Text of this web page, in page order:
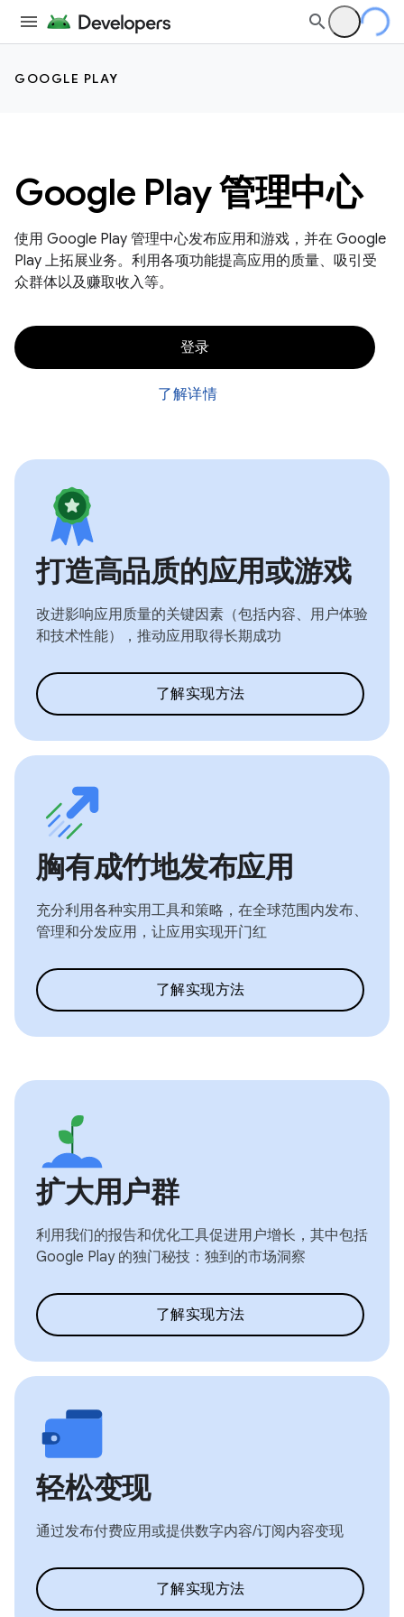
GOOGLE PLAY
Google Play 管理中心
使用 Google Play 管理中心发布应用和游戏，并在 Google
Play 上拓展业务。利用各项功能提高应用的质量、吸引受
众群体以及赚取收入等。
登录
了解详情
打造高品质的应用或游戏
改进影响应用质量的关键因素（包括内容、用户体验
和技术性能），推动应用取得长期成功
了解实现方法
胸有成竹地发布应用
充分利用各种实用工具和策略，在全球范围内发布、
管理和分发应用，让应用实现开门红
了解实现方法
扩大用户群
利用我们的报告和优化工具促进用户增长，其中包括
Google Play 的独门秘技：独到的市场洞察
了解实现方法
轻松变现
通过发布付费应用或提供数字内容/订阅内容变现
了解实现方法